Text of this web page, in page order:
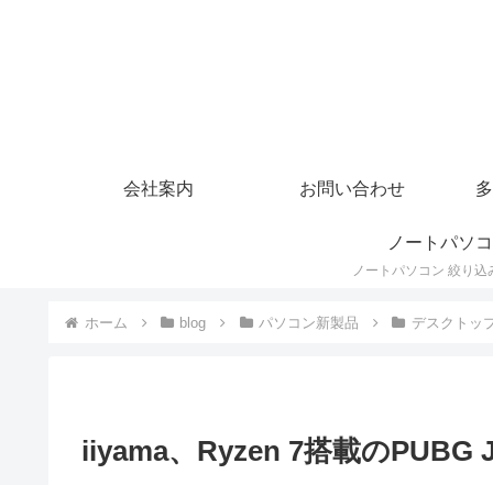
会社案内 お問い合わせ
ノートパソ
ホーム blog パソコン新製品 デスクトッ
iiyama、Ryzen 7搭載のPUBG